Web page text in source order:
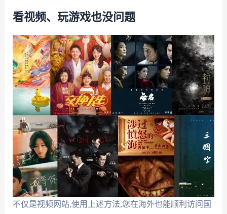
看视频、玩游戏也没问题
不仅是视频网站,使用上述方法,您在海外也能顺利访问国